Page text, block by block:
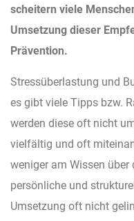
scheitern viele
Umsetzung dieser
Prävention.
Stressüberlastung und
es gibt viele Tipps bzw.
werden diese oft nicht
vielfältig und oft
weniger am Wissen
persönliche und
Umsetzung oft nicht